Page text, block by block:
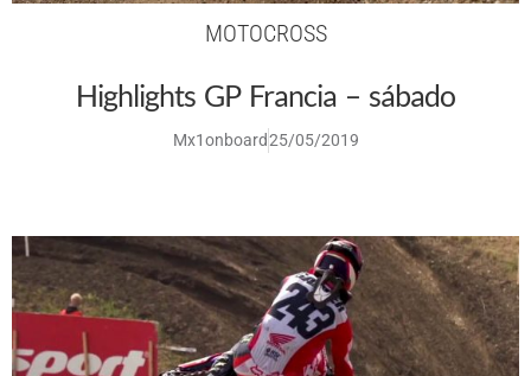
MOTOCROSS
Highlights GP Francia – sábado
Mx1onboard25/05/2019